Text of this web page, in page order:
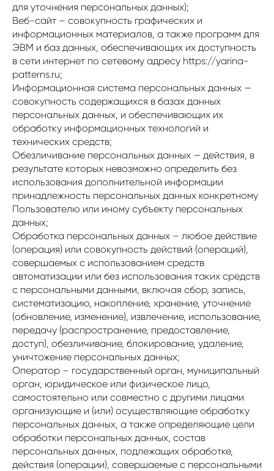
для уточнения персональных данных);
Веб-сайт – совокупность графических и
информационных материалов, а также программ для
ЭВМ и баз данных, обеспечивающих их доступность
в сети интернет по сетевому адресу https://yarina-
patterns.ru;
Информационная система персональных данных —
совокупность содержащихся в базах данных
персональных данных, и обеспечивающих их
обработку информационных технологий и
технических средств;
Обезличивание персональных данных — действия, в
результате которых невозможно определить без
использования дополнительной информации
принадлежность персональных данных конкретному
Пользователю или иному субъекту персональных
данных;
Обработка персональных данных – любое действие
(операция) или совокупность действий (операций),
совершаемых с использованием средств
автоматизации или без использования таких средств
с персональными данными, включая сбор, запись,
систематизацию, накопление, хранение, уточнение
(обновление, изменение), извлечение, использование,
передачу (распространение, предоставление,
доступ), обезличивание, блокирование, удаление,
уничтожение персональных данных;
Оператор – государственный орган, муниципальный
орган, юридическое или физическое лицо,
самостоятельно или совместно с другими лицами
организующие и (или) осуществляющие обработку
персональных данных, а также определяющие цели
обработки персональных данных, состав
персональных данных, подлежащих обработке,
действия (операции), совершаемые с персональными